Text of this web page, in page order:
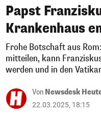
Papst
Krankenhaus
Frohe Botschaft aus
mitteilen, kann
werden und in den
Von Newsdesk
22.03.2025, 18:15